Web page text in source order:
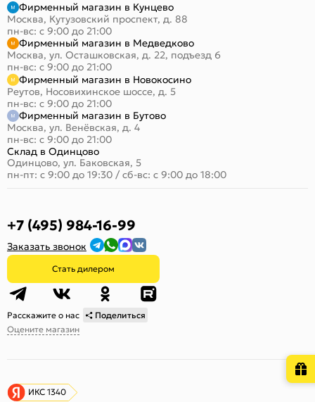
Фирменный магазин в Кунцево
Москва, Кутузовский проспект, д. 88
пн-вс: с 9:00 до 21:00
Фирменный магазин в Медведково
Москва, ул. Осташковская, д. 22, подъезд 6
пн-вс: с 9:00 до 21:00
Фирменный магазин в Новокосино
Реутов, Носовихинское шоссе, д. 5
пн-вс: с 9:00 до 21:00
Фирменный магазин в Бутово
Москва, ул. Венёвская, д. 4
пн-вс: с 9:00 до 21:00
Склад в Одинцово
Одинцово, ул. Баковская, 5
пн-пт: с 9:00 до 19:30 / сб-вс: с 9:00 до 18:00
+7 (495) 984-16-99
Заказать звонок
Стать дилером
Расскажите о нас
Поделиться
Оцените магазин
ИКС 1340